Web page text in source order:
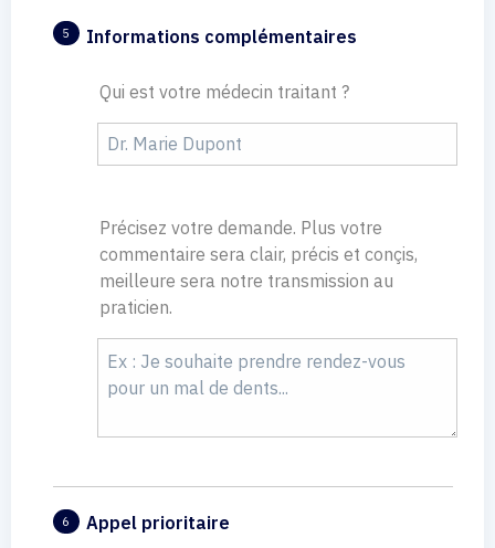
5 Informations complémentaires
Qui est votre médecin traitant ?
Précisez votre demande. Plus votre
commentaire sera clair, précis et conçis,
meilleure sera notre transmission au
praticien.
6 Appel prioritaire